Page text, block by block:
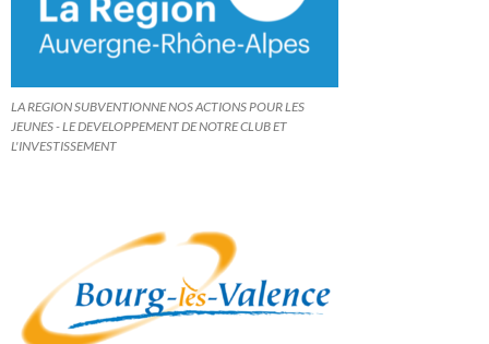
LA REGION SUBVENTIONNE NOS ACTIONS POUR LES
JEUNES - LE DEVELOPPEMENT DE NOTRE CLUB ET
L'INVESTISSEMENT